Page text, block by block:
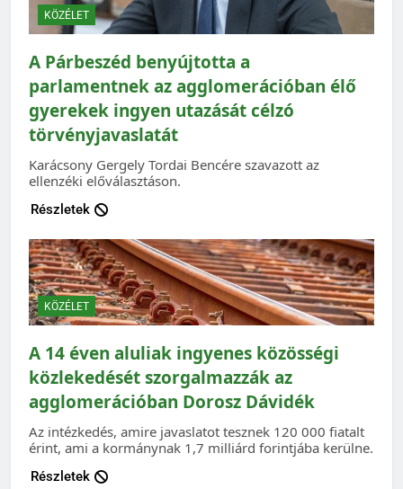
KÖZÉLET
A Párbeszéd benyújtotta a
parlamentnek az agglomerációban élő
gyerekek ingyen utazását célzó
törvényjavaslatát
Karácsony Gergely Tordai Bencére szavazott az
ellenzéki előválasztáson.
Részletek
KÖZÉLET
A 14 éven aluliak ingyenes közösségi
közlekedését szorgalmazzák az
agglomerációban Dorosz Dávidék
Az intézkedés, amire javaslatot tesznek 120 000 fiatalt
érint, ami a kormánynak 1,7 milliárd forintjába kerülne.
Részletek